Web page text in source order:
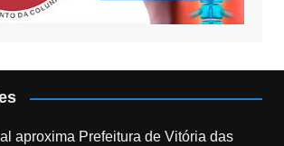
aproxima Prefeitura de Vitória das